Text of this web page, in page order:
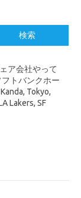
検索
ア会社やって
トバンクホー
Tokyo,
Lakers, SF